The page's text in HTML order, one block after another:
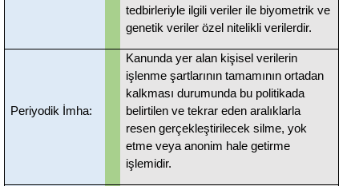
tedbirleriyle ilgili veriler ile biyometrik ve
genetik veriler özel nitelikli verilerdir.
Periyodik İmha:
Kanunda yer alan kişisel verilerin
işlenme şartlarının tamamının ortadan
kalkması durumunda bu politikada
belirtilen ve tekrar eden aralıklarla
resen gerçekleştirilecek silme, yok
etme veya anonim hale getirme
işlemidir.